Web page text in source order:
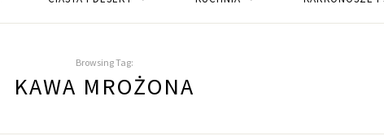
Browsing Tag:
KAWA MROŻONA